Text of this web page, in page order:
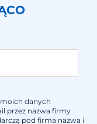
danych
przez nazwa firmy
pod firma nazwa i